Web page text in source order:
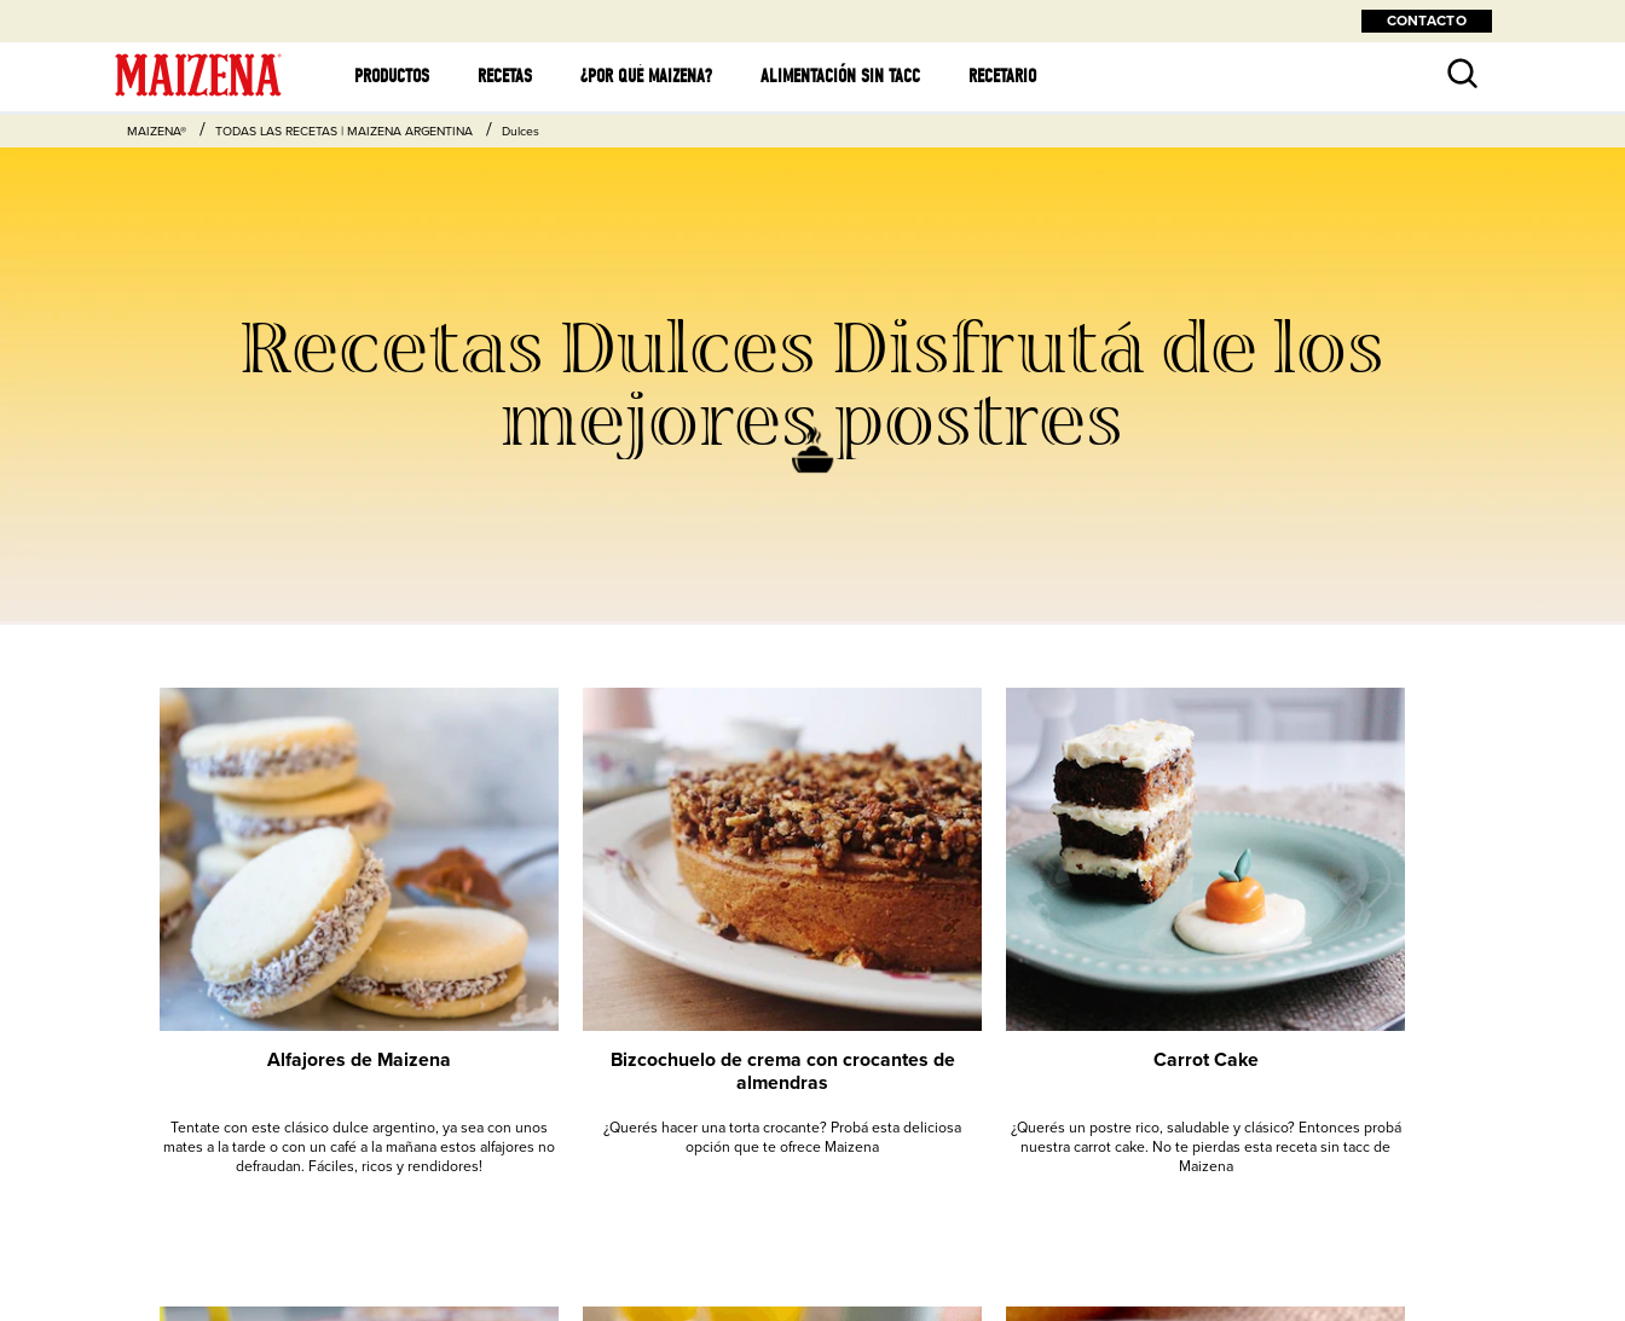
CONTACTO
PRODUCTOS RECETAS ¿POR QUÉ MAIZENA? ALIMENTACIÓN SIN TACC RECETARIO
MAIZENA® TODAS LAS RECETAS | MAIZENA ARGENTINA Dulces
Recetas Dulces Disfrutá de los
mejores postres
Alfajores de Maizena
Tentate con este clásico dulce argentino, ya sea con unos
mates a la tarde o con un café a la mañana estos alfajores no
defraudan. Fáciles, ricos y rendidores!
Bizcochuelo de crema con crocantes de
almendras
¿Querés hacer una torta crocante? Probá esta deliciosa
opción que te ofrece Maizena
Carrot Cake
¿Querés un postre rico, saludable y clásico? Entonces probá
nuestra carrot cake. No te pierdas esta receta sin tacc de
Maizena